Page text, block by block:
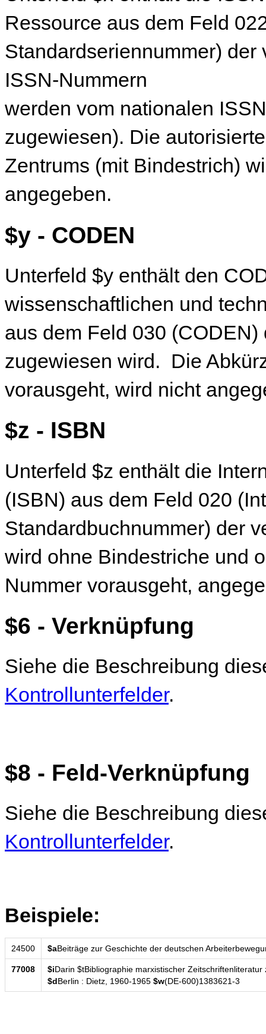
Ressource aus dem Feld
Standardseriennummer)
ISSN-Nummern
werden vom nationalen
zugewiesen). Die
Zentrums (mit Bindestrich)
angegeben.
$y - CODEN
Unterfeld $y enthält den
wissenschaftlichen und
aus dem Feld 030
zugewiesen wird. Die
vorausgeht, wird nicht
$z - ISBN
Unterfeld $z enthält die
(ISBN) aus dem Feld 020
Standardbuchnummer) der
wird ohne Bindestriche und
Nummer vorausgeht,
$6 - Verknüpfung
Siehe die Beschreibung
Kontrollunterfelder.
$8 - Feld-Verknüpfung
Siehe die Beschreibung
Kontrollunterfelder.
Beispiele:
24500 $aBeiträge zur Geschichte der deutschen
77008 $iDarin $tBibliographie marxistischer
$dBerlin : Dietz, 1960-1965 $w(DE-600)1383621-3